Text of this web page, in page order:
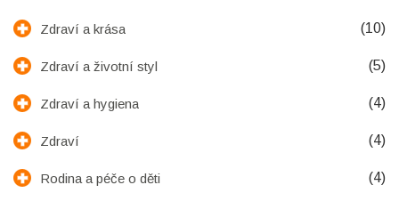
Zdraví a krása (10)
Zdraví a životní styl (5)
Zdraví a hygiena (4)
Zdraví (4)
Rodina a péče o děti (4)